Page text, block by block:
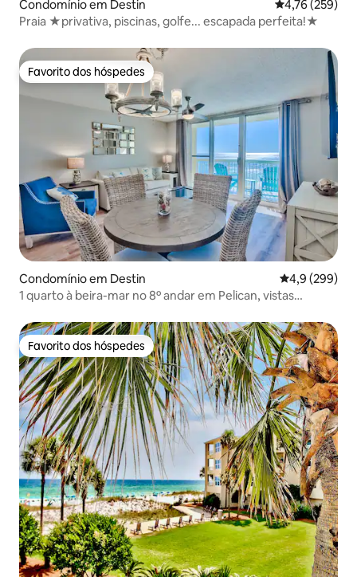
Condomínio em Destin Classificação
4,76 (259)
Praia ★privativa, piscinas, golfe... escapada perfeita!★
Favorito dos hóspedes
Favorito dos hóspedes
Condomínio em Destin Classificação
4,9 (299)
1 quarto à beira-mar no 8º andar em Pelican, vistas
Favorito dos hóspedes
Favorito dos hóspedes